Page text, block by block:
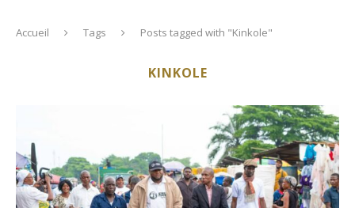
Accueil Tags Posts tagged with "Kinkole"
KINKOLE